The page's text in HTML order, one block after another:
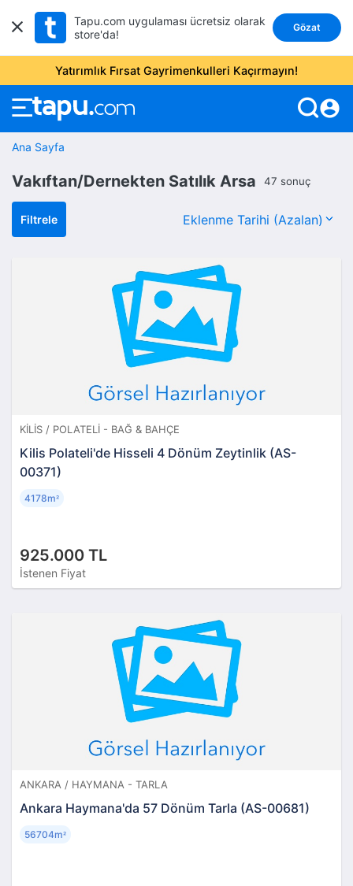
Tapu.com uygulaması ücretsiz olarak
store'da!
Gözat
Yatırımlık Fırsat Gayrimenkulleri Kaçırmayın!
account_circle
Ana Sayfa
Vakıftan/Dernekten Satılık Arsa 47 sonuç
Filtrele
KILIS / POLATELI - BAĞ & BAHÇE
Kilis Polateli'de Hisseli 4 Dönüm Zeytinlik (AS-
00371)
925.000 TL
İstenen Fiyat
4178m²
ANKARA / HAYMANA - TARLA
Ankara Haymana'da 57 Dönüm Tarla (AS-00681)
56704m²